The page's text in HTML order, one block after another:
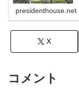
presidenthouse.net
X
コメント